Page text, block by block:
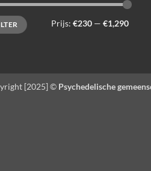
Prijs: €230 — €1,290
[2025] © Psychedelische